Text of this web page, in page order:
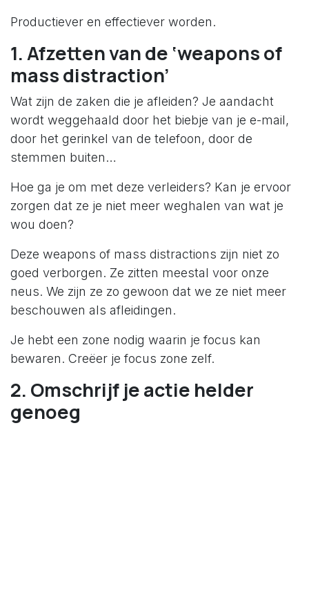
Productiever en effectiever worden.
1. Afzetten van de ‘weapons of
mass distraction’
Wat zijn de zaken die je afleiden? Je aandacht
wordt weggehaald door het biebje van je e-mail,
door het gerinkel van de telefoon, door de
stemmen buiten…
Hoe ga je om met deze verleiders? Kan je ervoor
zorgen dat ze je niet meer weghalen van wat je
wou doen?
Deze weapons of mass distractions zijn niet zo
goed verborgen. Ze zitten meestal voor onze
neus. We zijn ze zo gewoon dat we ze niet meer
beschouwen als afleidingen.
Je hebt een zone nodig waarin je focus kan
bewaren. Creëer je focus zone zelf.
2. Omschrijf je actie helder
genoeg